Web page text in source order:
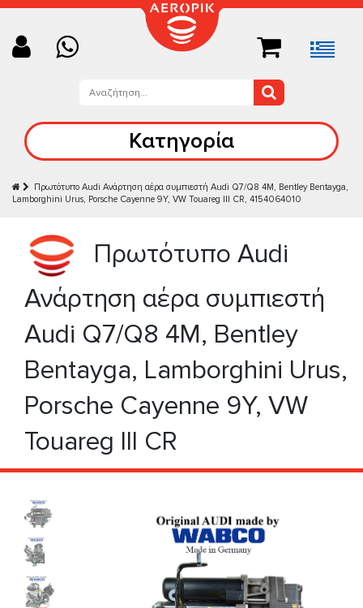
Κατηγορία
Πρωτότυπο Audi Ανάρτηση αέρα συμπιεστή Audi Q7/Q8 4M, Bentley Bentayga,
Lamborghini Urus, Porsche Cayenne 9Y, VW Touareg III CR, 4154064010
Πρωτότυπο Audi
Ανάρτηση αέρα συμπιεστή
Audi Q7/Q8 4M, Bentley
Bentayga, Lamborghini Urus,
Porsche Cayenne 9Y, VW
Touareg III CR